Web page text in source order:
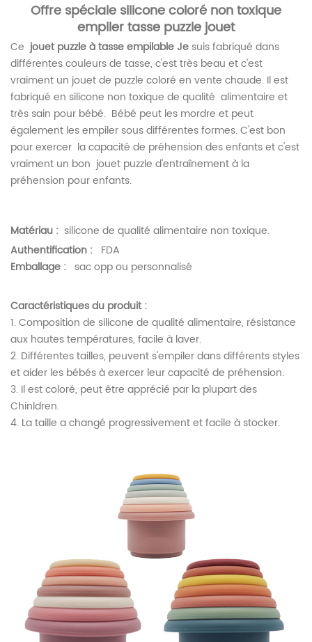
Offre spéciale silicone coloré non toxique
empiler tasse puzzle jouet
Ce jouet puzzle à tasse empilableJesuis fabriqué dans
différentes couleurs de tasse, c'est très beau et c'est
vraiment un jouet de puzzle coloré en vente chaude. Il est
fabriqué en silicone non toxique de qualité alimentaire et
très sain pour bébé. Bébé peut les mordre et peut
également les empiler sous différentes formes. C'est bon
pourexercer la capacité de préhension des enfants et c'est
vraiment un bon jouet puzzle d'entraînement à la
préhension pour enfants.
Matériau : silicone de qualité alimentaire non toxique.
Authentification : FDA
Emballage : sac opp ou personnalisé
Caractéristiques du produit :
1. Composition de silicone de qualité alimentaire, résistance
aux hautes températures, facile à laver.
2. Différentes tailles, peuvent s'empiler dans différents styles
et aider les bébés à exercer leur capacité de préhension.
3. Il est coloré, peut être apprécié par la plupart des
Chinldren.
4. La taille a changé progressivement et facile à stocker.